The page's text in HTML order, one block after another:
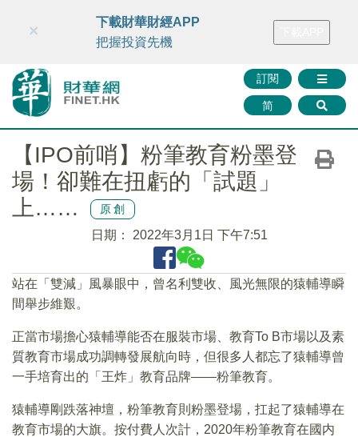
財華智庫網 FINTV FINMETA 財華證券 媒體矩陣
訂閱
简
×
下載財華財經APP
把握投資先機
【IPO前哨】粉筆教育粉墨登
場！卻難在扭虧的「試題」
上……
原創
日期： 2022年3月1日 下午7:51
站在「雙減」風暴眼中，曾名利雙收、風光無限的猿輔導瞬
間舉步維艱。
正當市場擔心猿輔導能否在服裝市場、教育To B市場以及素
質教育市場成功調轉發展航向時，但很多人都忘了猿輔導曾
一手培育出的「王炸」教育品牌——粉筆教育。
猿輔導剛跌落神壇，粉筆教育則粉墨登場，扛起了猿輔導在
教育市場的大旗。按付費人次計，2020年粉筆教育在國内